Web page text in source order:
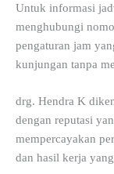
Untuk informasi
menghubungi
pengaturan jam
kunjungan tanpa
drg. Hendra K
dengan reputasi
mempercayakan
dan hasil kerja